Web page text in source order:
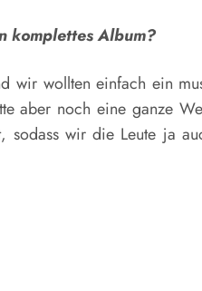
komplettes Album?
wir wollten einfach ein
aber noch eine ganze
sodass wir die Leute ja